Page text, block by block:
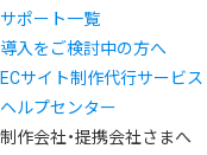
サポート一覧
導入をご検討中の方へ
ECサイト制作代行サービス
ヘルプセンター
制作会社・提携会社さまへ